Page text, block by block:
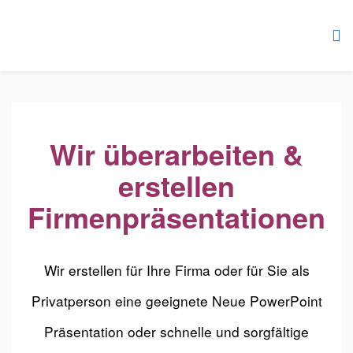
Wir überarbeiten &
erstellen
Firmenpräsentationen
Wir erstellen für Ihre Firma oder für Sie als
Privatperson eine geeignete Neue PowerPoint
Präsentation oder schnelle und sorgfältige